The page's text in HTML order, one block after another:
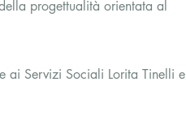
progettualità orientata al
ai Servizi Sociali Lorita Tinelli e